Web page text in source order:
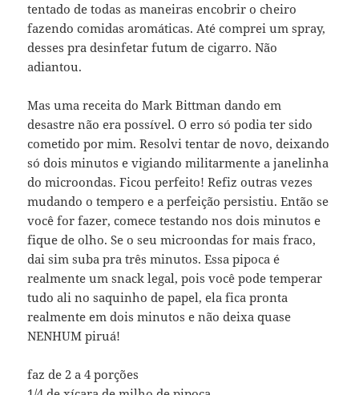
tentado de todas as maneiras encobrir o cheiro
fazendo comidas aromáticas. Até comprei um spray,
desses pra desinfetar futum de cigarro. Não
adiantou.
Mas uma receita do Mark Bittman dando em
desastre não era possível. O erro só podia ter sido
cometido por mim. Resolvi tentar de novo, deixando
só dois minutos e vigiando militarmente a janelinha
do microondas. Ficou perfeito! Refiz outras vezes
mudando o tempero e a perfeição persistiu. Então se
você for fazer, comece testando nos dois minutos e
fique de olho. Se o seu microondas for mais fraco,
dai sim suba pra três minutos. Essa pipoca é
realmente um snack legal, pois você pode temperar
tudo ali no saquinho de papel, ela fica pronta
realmente em dois minutos e não deixa quase
NENHUM piruá!
faz de 2 a 4 porções